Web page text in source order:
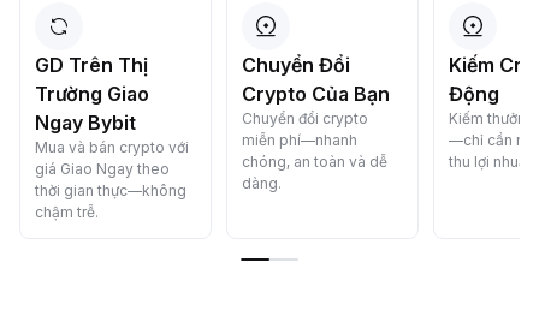
GD Trên Thị
Trường Giao
Ngay Bybit
Mua và bán crypto với
giá Giao Ngay theo
thời gian thực—không
chậm trễ.
Chuyển Đổi
Crypto Của Bạn
Chuyển đổi crypto
miễn phí—nhanh
chóng, an toàn và dễ
dàng.
Kiếm
Động
Kiếm
—chỉ cần
thu lợi nhuận.